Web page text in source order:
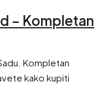
– Kompletan
Kompletan
kako kupiti